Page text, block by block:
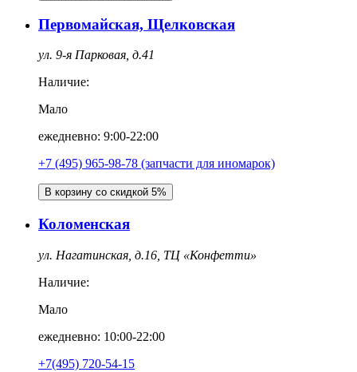
Первомайская, Щелковская
ул. 9-я Парковая, д.41
Наличие:
Мало
ежедневно: 9:00-22:00
+7 (495) 965-98-78 (запчасти для иномарок)
В корзину со скидкой 5%
Коломенская
ул. Нагатинская, д.16, ТЦ «Конфетти»
Наличие:
Мало
ежедневно: 10:00-22:00
+7(495) 720-54-15